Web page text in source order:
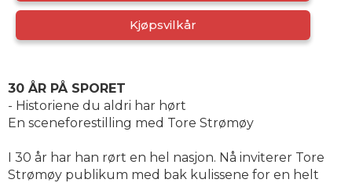
Kjøpsvilkår
30 ÅR PÅ SPORET
- Historiene du aldri har hørt
En sceneforestilling med Tore Strømøy
I 30 år har han rørt en hel nasjon. Nå inviterer Tore
Strømøy publikum med bak kulissene for en helt